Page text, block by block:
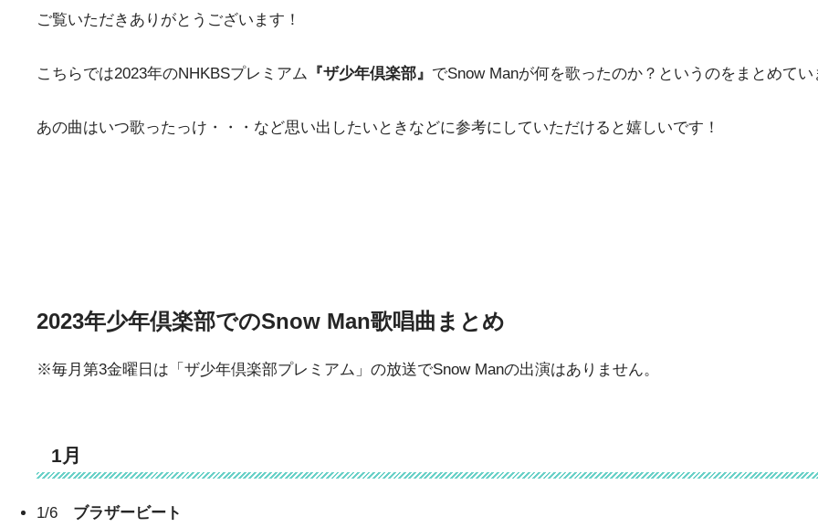
ご覧いただきありがとうございます！
こちらでは2023年のNHKBSプレミアム 『ザ少年倶楽部』 でSnow Manが何を歌ったのか？というのをまとめてい
あの曲はいつ歌ったっけ・・・など思い出したいときなどに参考にしていただけると嬉しいです！
2023年少年倶楽部でのSnow Man歌唱曲まとめ
※毎月第3金曜日は「ザ少年倶楽部プレミアム」の放送でSnow Manの出演はありません。
1月
1/6 ブラザービート